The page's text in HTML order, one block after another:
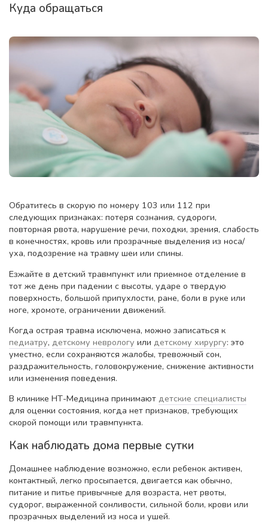
Куда обращаться
Обратитесь в скорую по номеру 103 или 112 при
следующих признаках: потеря сознания, судороги,
повторная рвота, нарушение речи, походки, зрения, слабость
в конечностях, кровь или прозрачные выделения из носа/
уха, подозрение на травму шеи или спины.
Езжайте в детский травмпункт или приемное отделение в
тот же день при падении с высоты, ударе о твердую
поверхность, большой припухлости, ране, боли в руке или
ноге, хромоте, ограничении движений.
Когда острая травма исключена, можно записаться к
педиатру, детскому неврологу или детскому хирургу: это
уместно, если сохраняются жалобы, тревожный сон,
раздражительность, головокружение, снижение активности
или изменения поведения.
В клинике НТ-Медицина принимают детские специалисты
для оценки состояния, когда нет признаков, требующих
скорой помощи или травмпункта.
Как наблюдать дома первые сутки
Домашнее наблюдение возможно, если ребенок активен,
контактный, легко просыпается, двигается как обычно,
питание и питье привычные для возраста, нет рвоты,
судорог, выраженной сонливости, сильной боли, крови или
прозрачных выделений из носа и ушей.